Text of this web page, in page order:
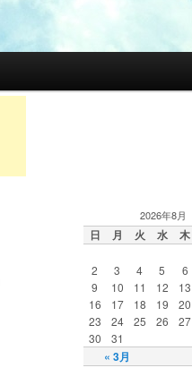
2026年8月
日 月 火 水 木
« 3月
2
3 4 5 6
9
10 11 12 13
16
17 18 19 20
23
24 25 26 27
30
31